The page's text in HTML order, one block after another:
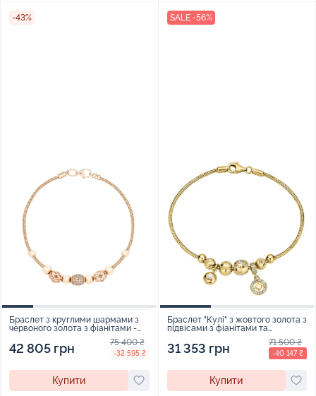
-43%
Браслет з круглими шармами з
червоного золота з фіанітами -
42 805 грн 75 400 ₴
-32 595 ₴
Купити
SALE -56%
Браслет "Кулі" з жовтого золота з
підвісами з фіанітами та
плетінням снейк - 1856538
31 353 грн 71 500 ₴
-40 147 ₴
Купити